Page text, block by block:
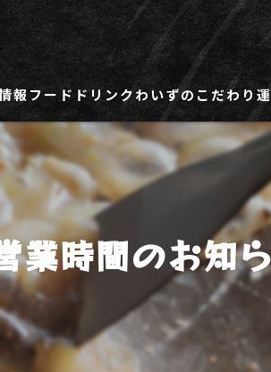
店
報
用求人ページ
ート・アルバイト用求人ページ
フード ドリンクわいずのこだわり
業時間のお知